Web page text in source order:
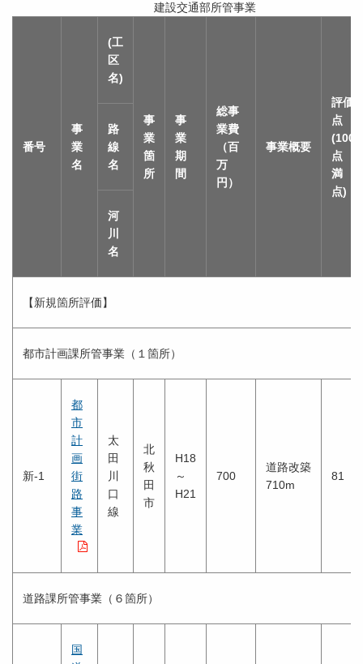
番号
事
業
名
(工
区
名)
事
業
箇
所
事
業
期
間
総事
業費
（百
万
円）
事業概要
評価
点
(100
点
満
点)
路
線
名
河
川
名
建設交通部所管事業
【新規箇所評価】
都市計画課所管事業（１箇所）
新-1
都
市
計
画
街
路
事
業
太
田
川
口
線
北
秋
田
市
H18
～
H21
700
道路改築
710m
81
道路課所管事業（６箇所）
国